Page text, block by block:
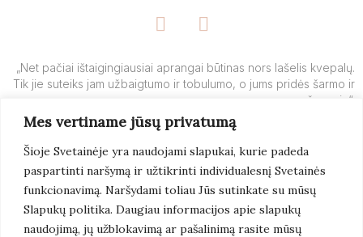
Mes vertiname jūsų privatumą
Šioje Svetainėje yra naudojami slapukai, kurie padeda
paspartinti naršymą ir užtikrinti individualesnį Svetainės
funkcionavimą. Naršydami toliau Jūs sutinkate su mūsų
Slapukų politika. Daugiau informacijos apie slapukų
naudojimą, jų užblokavimą ar pašalinimą rasite mūsų
F
a
e
b
o
k
-
f
I
n
t
a
g
r
a
m
„Net pačiai ištaigingiausiai aprangai būtinas nors lašelis kvepalų.
Tik jie suteiks jam užbaigtumo ir tobulumo, o jums pridės šarmo ir
žavesio“.
SkaitytiDaugiau